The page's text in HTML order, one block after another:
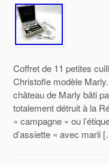
Coffret de 11 petites
Christofle modèle
château de Marly bâti
totalement détruit à la
« campagne » ou
d’assiette « avec marli